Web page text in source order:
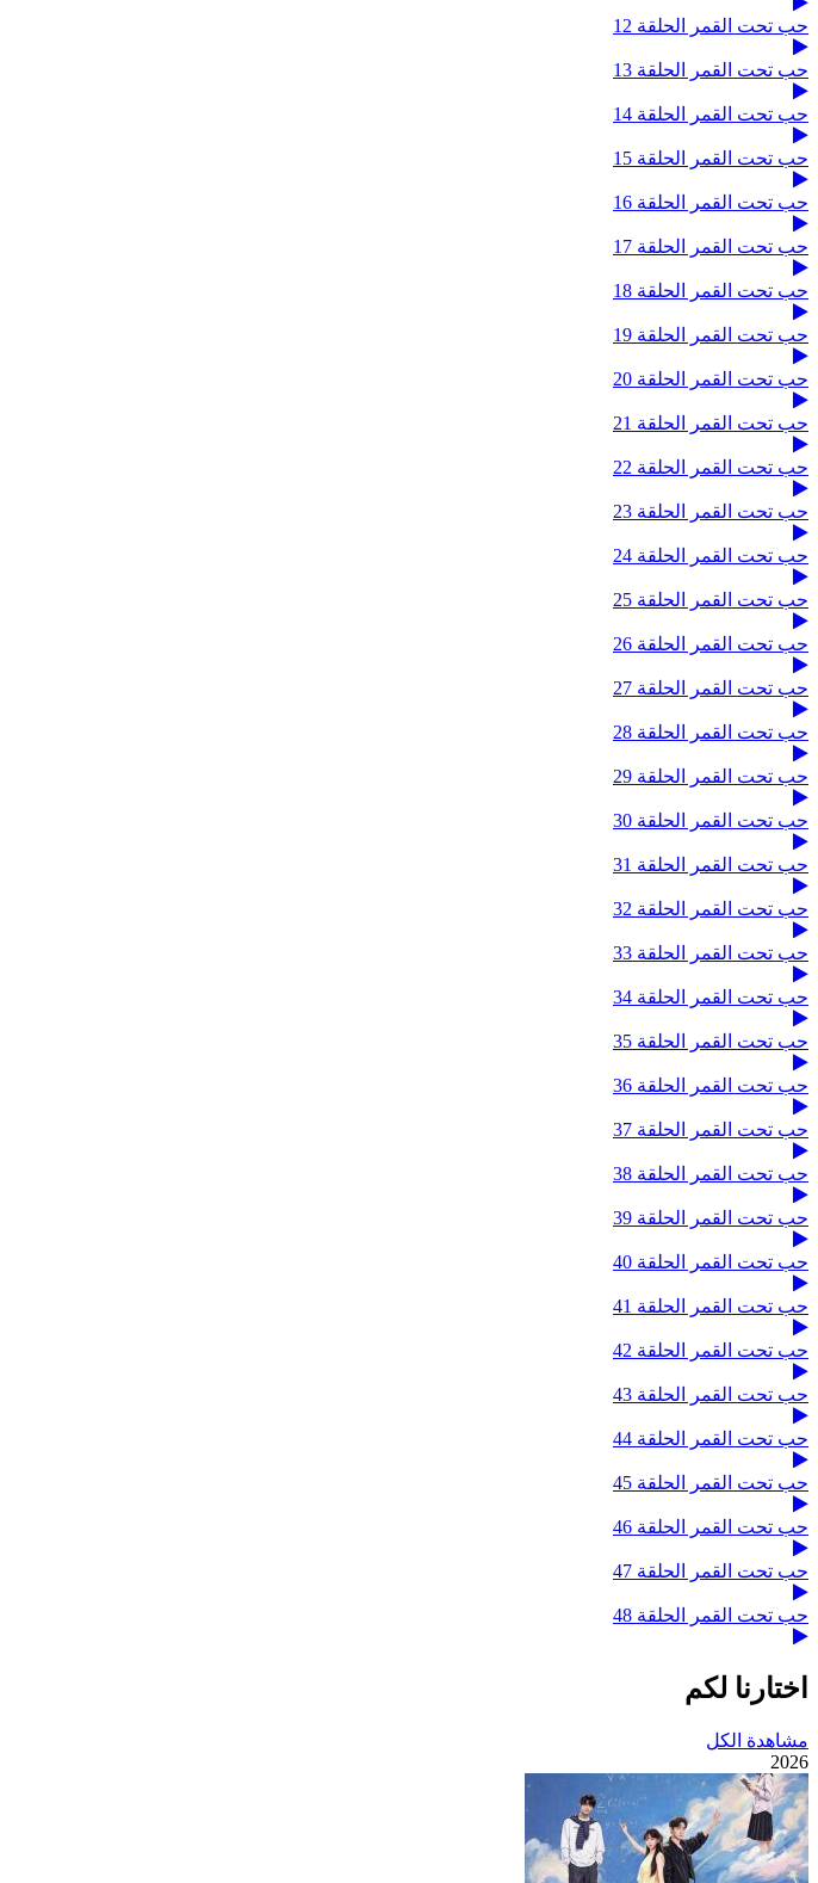
حب تحت القمر الحلقة 12
حب تحت القمر الحلقة 13
حب تحت القمر الحلقة 14
حب تحت القمر الحلقة 15
حب تحت القمر الحلقة 16
حب تحت القمر الحلقة 17
حب تحت القمر الحلقة 18
حب تحت القمر الحلقة 19
حب تحت القمر الحلقة 20
حب تحت القمر الحلقة 21
حب تحت القمر الحلقة 22
حب تحت القمر الحلقة 23
حب تحت القمر الحلقة 24
حب تحت القمر الحلقة 25
حب تحت القمر الحلقة 26
حب تحت القمر الحلقة 27
حب تحت القمر الحلقة 28
حب تحت القمر الحلقة 29
حب تحت القمر الحلقة 30
حب تحت القمر الحلقة 31
حب تحت القمر الحلقة 32
حب تحت القمر الحلقة 33
حب تحت القمر الحلقة 34
حب تحت القمر الحلقة 35
حب تحت القمر الحلقة 36
حب تحت القمر الحلقة 37
حب تحت القمر الحلقة 38
حب تحت القمر الحلقة 39
حب تحت القمر الحلقة 40
حب تحت القمر الحلقة 41
حب تحت القمر الحلقة 42
حب تحت القمر الحلقة 43
حب تحت القمر الحلقة 44
حب تحت القمر الحلقة 45
حب تحت القمر الحلقة 46
حب تحت القمر الحلقة 47
حب تحت القمر الحلقة 48
اختارنا لكم
مشاهدة الكل
2026